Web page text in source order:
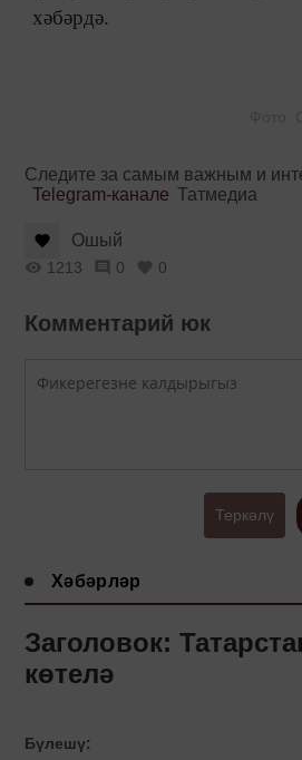
хәбәрдә.
Следите за самым важным и
Telegram-канале Татмедиа
Ошый
1213 0 0
Комментарий юк
Теркәлү
Хәбәрләр
Заголовок:
көтелә
Бүлешү: